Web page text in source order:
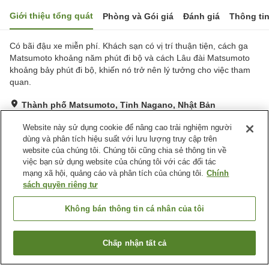
Giới thiệu tổng quát Phòng và Gói giá Đánh giá Thông
Có bãi đậu xe miễn phí. Khách sạn có vị trí thuận tiện, cách ga
Matsumoto khoảng năm phút đi bộ và cách Lâu đài Matsumoto
khoảng bảy phút đi bộ, khiến nó trở nên lý tưởng cho việc tham
quan.
Thành phố Matsumoto, Tỉnh Nagano, Nhật Bản
Rất tốt Đánh giá:177lượt
Tiện nghi chỗ nghỉ
Bãi đỗ xe
Trang chủ Nhật Bản Tỉnh Nagano
Thành phố Matsumoto
Tìm phòng trống
Website này sử dụng cookie để nâng cao trải nghiệm người
dùng và phân tích hiệu suất với lưu lượng truy cập trên
website của chúng tôi. Chúng tôi cũng chia sẻ thông tin về
việc bạn sử dụng website của chúng tôi với các đối tác
mạng xã hội, quảng cáo và phân tích của chúng tôi. Chính
sách quyền riêng tư
Không bán thông tin cá nhân của tôi
Chấp nhận tất cả